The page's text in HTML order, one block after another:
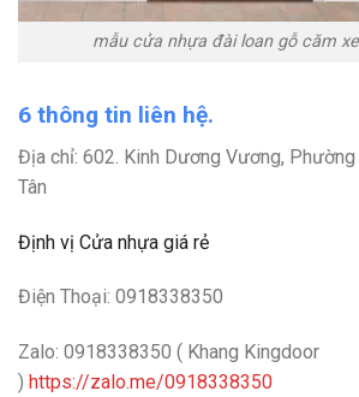
mẫu cửa nhựa đài loan gỗ căm
6 thông tin liên hệ.
Địa chỉ: 602. Kinh Dương Vương, Phường
Tân
Định vị Cửa nhựa giá rẻ
Điện Thoại: 0918338350
Zalo: 0918338350 ( Khang Kingdoor
) https://zalo.me/0918338350